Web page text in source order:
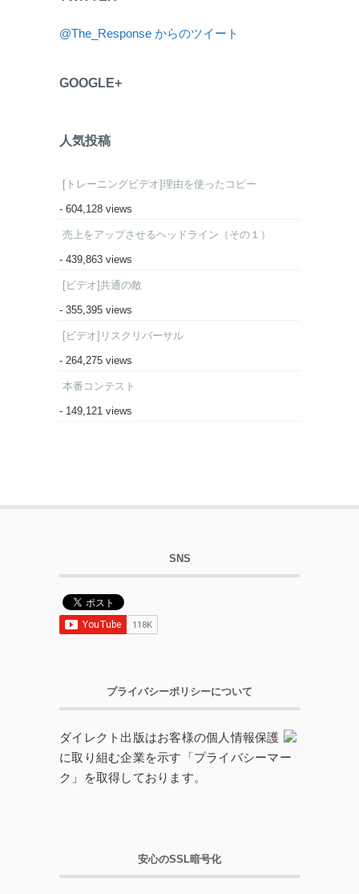
@The_Response からのツイート
GOOGLE+
人気投稿
[トレーニングビデオ]理由を使ったコピー
- 604,128 views
売上をアップさせるヘッドライン（その１）
- 439,863 views
[ビデオ]共通の敵
- 355,395 views
[ビデオ]リスクリバーサル
- 264,275 views
本番コンテスト
- 149,121 views
SNS
プライバシーポリシーについて
ダイレクト出版はお客様の個人情報保護
に取り組む企業を示す「プライバシーマー
ク」を取得しております。
安心のSSL暗号化